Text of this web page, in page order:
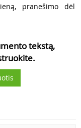
pranešimo dėl
tekstą,